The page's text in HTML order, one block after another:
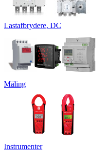
Lastafbrydere, DC
Måling
Instrumenter